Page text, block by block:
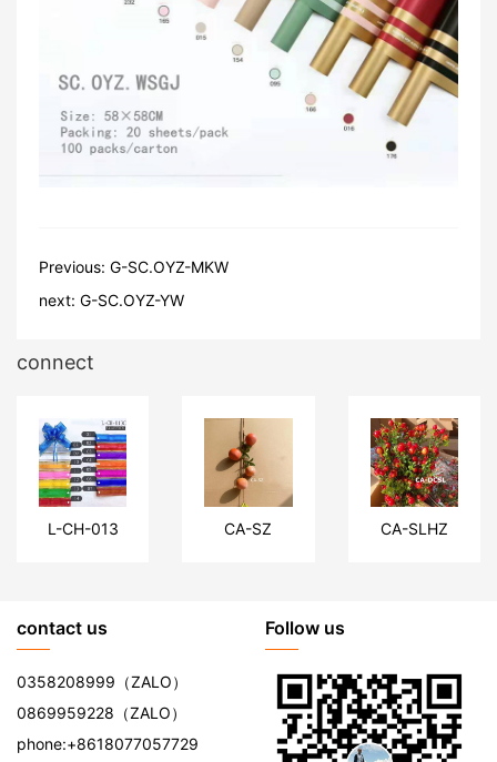
Previous: G-SC.OYZ-MKW
next: G-SC.OYZ-YW
connect
L-CH-013 CA-SZ CA-SLHZ
contact us
0358208999 （ZALO）
0869959228 （ZALO）
phone:+8618077057729
Follow us